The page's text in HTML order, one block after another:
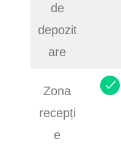
de
depozit
are
Zona
recepți
e